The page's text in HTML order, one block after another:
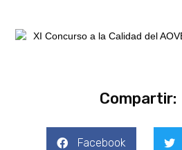
Compartir:
Facebook